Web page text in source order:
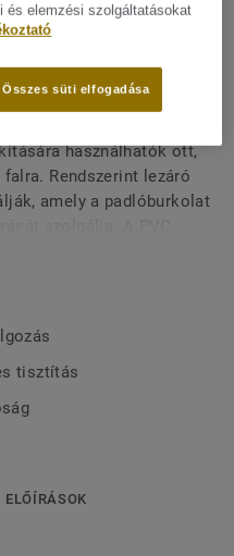
dizájn megtekitése. (12)
PA 40
használhatók ott,
Rendszerint lezáró
amely a padlóburkolat
így bármilyen szögű
köszönhetően, hogy
alatt. Emellett a
könnyen tisztíthatók
kompatibilisek a
és a vizes
tisztítás
ELŐÍRÁSOK
és elemzési szolgáltatásokat
Összes süti elfogadása